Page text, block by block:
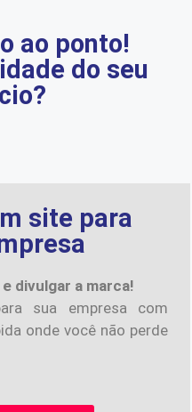
ao ponto!
do seu
site para
divulgar a marca!
sua empresa com
onde você não perde